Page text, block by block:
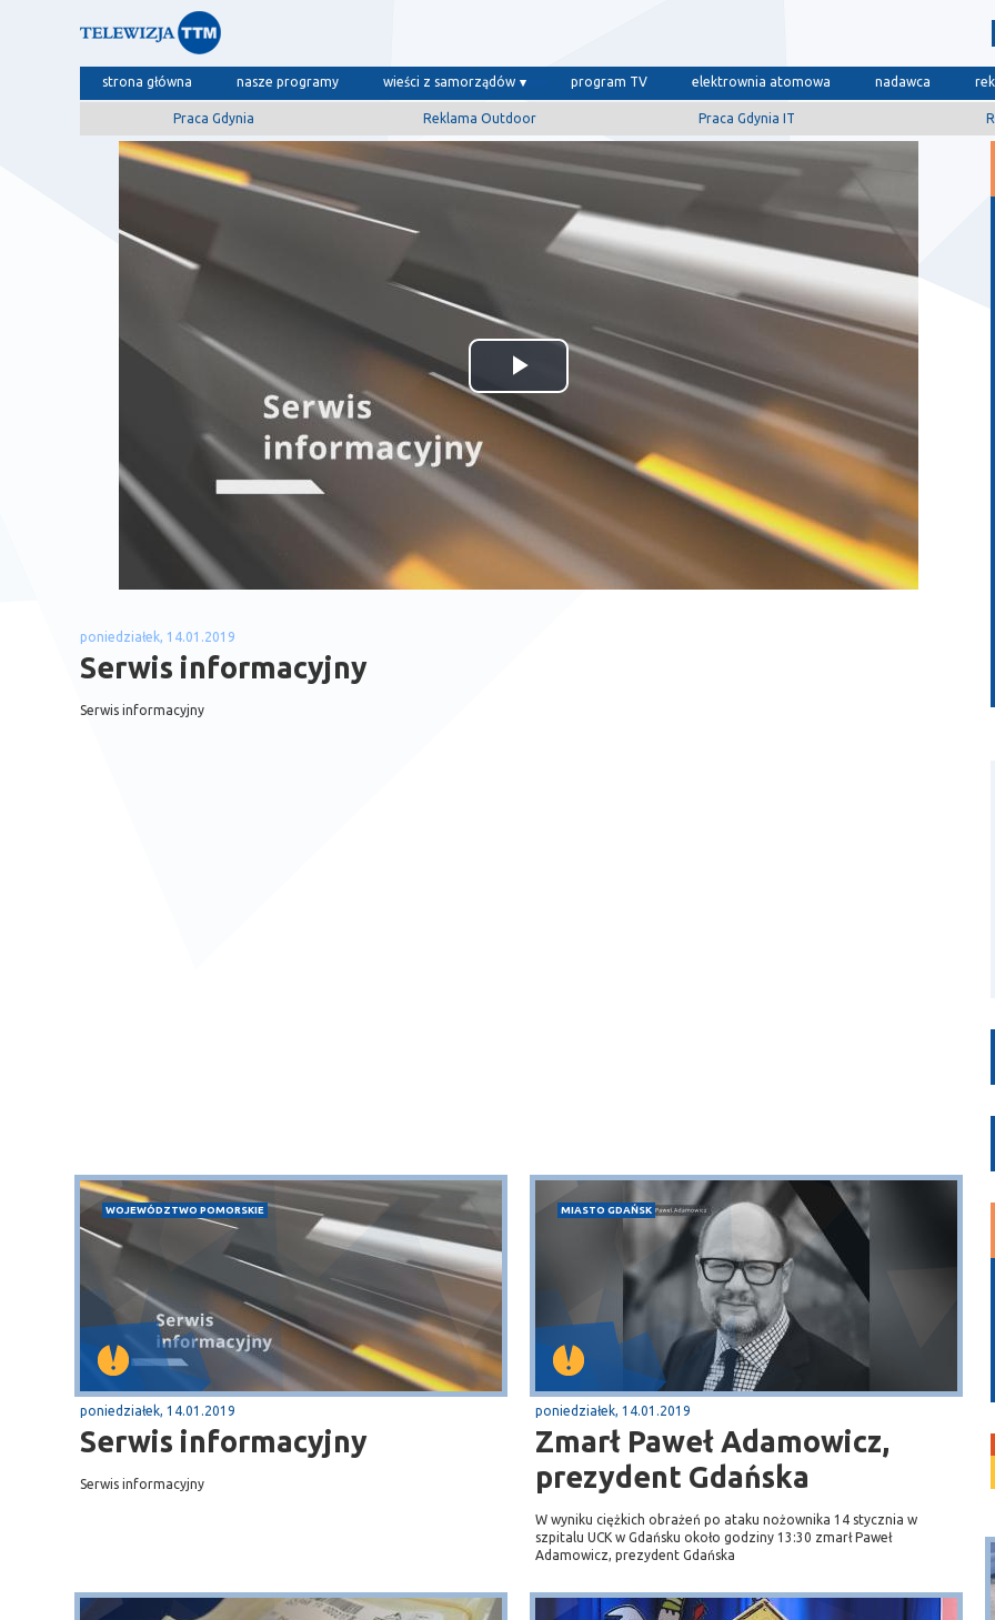
strona główna nasze programy wieści z samorządów program TV elektrownia atomowa nadawca
Praca Gdynia Reklama Outdoor Praca Gdynia IT
Odtwórz
wideo
poniedziałek, 14.01.2019
Serwis informacyjny
Serwis informacyjny
WOJEWÓDZTWO POMORSKIE
poniedziałek, 14.01.2019
Serwis informacyjny
Serwis informacyjny
MIASTO GDAŃSK
poniedziałek, 14.01.2019
Zmarł Paweł Adamowicz,
prezydent Gdańska
W wyniku ciężkich obrażeń po ataku nożownika 14 stycznia w
szpitalu UCK w Gdańsku około godziny 13:30 zmarł Paweł
Adamowicz, prezydent Gdańska